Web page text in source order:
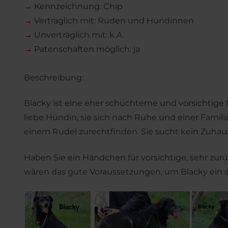
→ Kennzeichnung: Chip
→ Verträglich mit: Rüden und Hündinnen
→ Unverträglich mit: k.A.
→ Patenschaften möglich: ja
Beschreibung:
Blacky ist eine eher schüchterne und vorsichtige
liebe Hündin, sie sich nach Ruhe und einer
einem Rudel zurechtfinden. Sie sucht kein
Haben Sie ein Händchen für vorsichtige, sehr
wären das gute Voraussetzungen, um Blacky ein